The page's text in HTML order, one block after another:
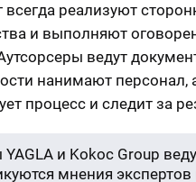
всегда реализуют
и выполняют
ведут
нанимают персонал,
процесс и следит за
и Kokoc Group
мнения